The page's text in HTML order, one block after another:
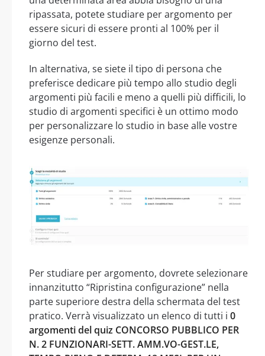
ripassata, potete studiare per argomento per
essere sicuri di essere pronti al 100% per il
giorno del test.
In alternativa, se siete il tipo di persona che
preferisce dedicare più tempo allo studio degli
argomenti più facili e meno a quelli più difficili, lo
studio di argomenti specifici è un ottimo modo
per personalizzare lo studio in base alle vostre
esigenze personali.
Per studiare per argomento, dovrete selezionare
innanzitutto “Ripristina configurazione” nella
parte superiore destra della schermata del test
pratico. Verrà visualizzato un elenco di tutti i 0
argomenti del quiz CONCORSO PUBBLICO PER
N. 2 FUNZIONARI-SETT. AMM.VO-GEST.LE,